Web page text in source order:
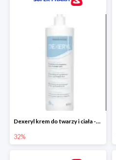
Dexeryl krem do twarzy i ciała -32%
32%